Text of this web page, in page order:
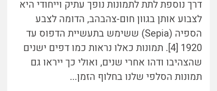
דרך נוספת לתת לתמונות נופך עתיק וייחודי היא
לצבוע אותן בגוון חום-צהבהב, הדומה לצבע
הספיה (Sepia) ששימש בתעשיית הדפוס עד
1920 [4]. תמונות כאלו נראות כמו דפים ישנים
שהצהיבו ודהו אחרי שנים, ואולי כך ייראו גם
תמונות הסלפי שלנו בחלוף הזמן...